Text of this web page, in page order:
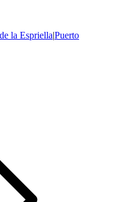
la Espriella|Puerto